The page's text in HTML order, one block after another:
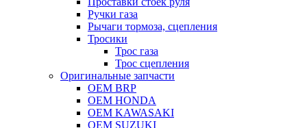
Ручки газа
Рычаги тормоза, сцепления
Тросики
Трос газа
Трос сцепления
Оригинальные запчасти
OEM BRP
OEM HONDA
OEM KAWASAKI
OEM SUZUKI